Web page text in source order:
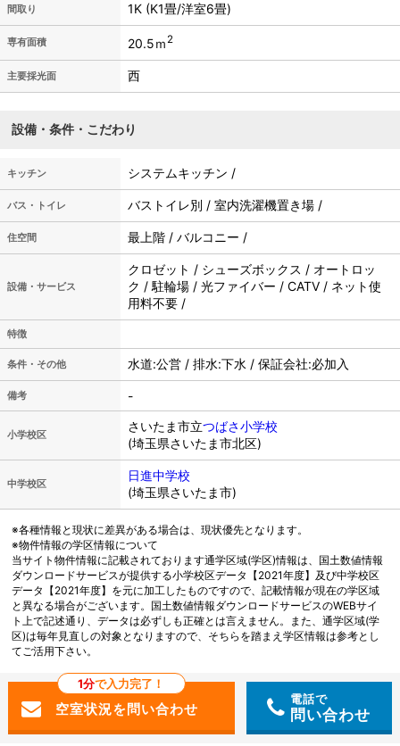
間取り 1K (K1畳/洋室6畳)
専有面積 20.5ｍ2
主要採光面 西
設備・条件・こだわり
キッチン システムキッチン /
バス・トイレ バストイレ別 / 室内洗濯機置き場 /
住空間 最上階 / バルコニー /
設備・サービス
クロゼット / シューズボックス / オートロッ
ク / 駐輪場 / 光ファイバー / CATV / ネット使
用料不要 /
特徴
条件・その他 水道:公営 / 排水:下水 / 保証会社:必加入
備考 -
小学校区
さいたま市立つばさ小学校
(埼玉県さいたま市北区)
中学校区
日進中学校
(埼玉県さいたま市)
※各種情報と現状に差異がある場合は、現状優先となります。
※物件情報の学区情報について
当サイト物件情報に記載されております通学区域(学区)情報は、国土数値情報
ダウンロードサービスが提供する小学校区データ【2021年度】及び中学校区
データ【2021年度】を元に加工したものですので、記載情報が現在の学区域
と異なる場合がございます。国土数値情報ダウンロードサービスのWEBサイ
ト上で記述通り、データは必ずしも正確とは言えません。また、通学区域(学
区)は毎年見直しの対象となりますので、そちらを踏まえ学区情報は参考とし
てご活用下さい。
1分で入力完了！
電話で
問い合わせ